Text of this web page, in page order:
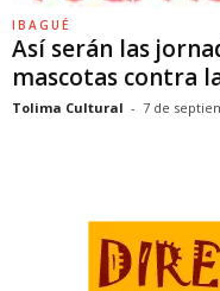
IBAGUÉ
Así serán las
mascotas contra
Tolima Cultural - 7 de